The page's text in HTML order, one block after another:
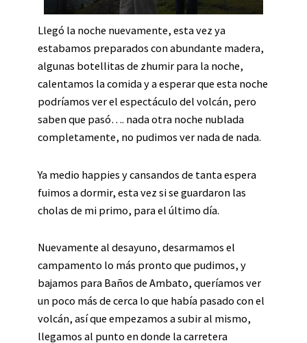
Llegó la noche nuevamente, esta vez ya
estabamos preparados con abundante madera,
algunas botellitas de zhumir para la noche,
calentamos la comida y a esperar que esta noche
podríamos ver el espectáculo del volcán, pero
saben que pasó…. nada otra noche nublada
completamente, no pudimos ver nada de nada.
Ya medio happies y cansandos de tanta espera
fuimos a dormir, esta vez si se guardaron las
cholas de mi primo, para el último día.
Nuevamente al desayuno, desarmamos el
campamento lo más pronto que pudimos, y
bajamos para Baños de Ambato, queríamos ver
un poco más de cerca lo que había pasado con el
volcán, así que empezamos a subir al mismo,
llegamos al punto en donde la carretera